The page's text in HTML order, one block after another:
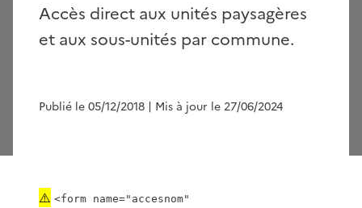
Accès direct aux unités paysagères
et aux sous-unités par commune.
Publié le 05/12/2018 | Mis à jour le 27/06/2024
⚠️ <form name="accesnom"